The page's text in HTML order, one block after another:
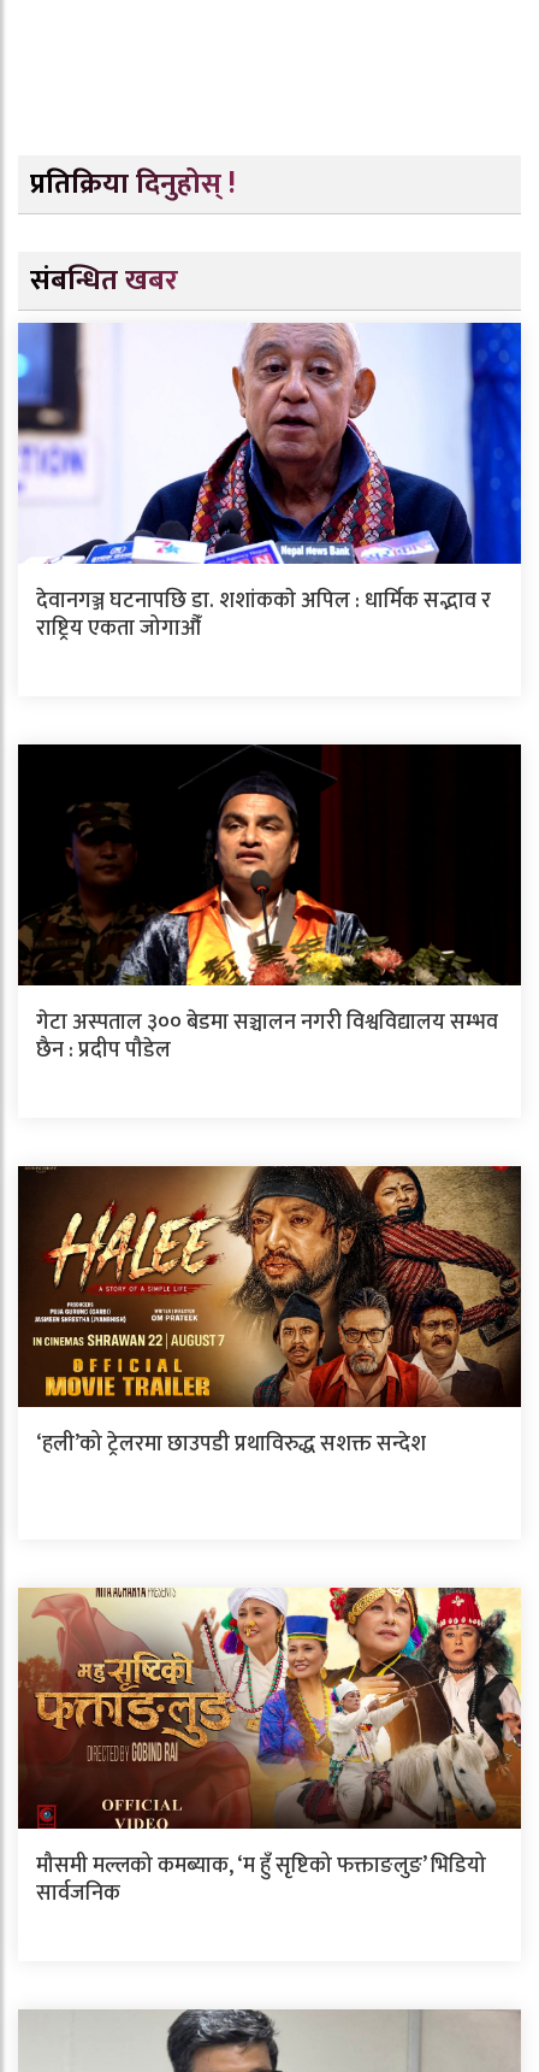
प्रतिक्रिया दिनुहोस् !
संबन्धित खबर
देवानगञ्ज घटनापछि डा. शशांककाे अपिल : धार्मिक सद्भाव र
राष्ट्रिय एकता जोगाऔँ
गेटा अस्पताल ३०० बेडमा सञ्चालन नगरी विश्वविद्यालय सम्भव
छैन : प्रदीप पौडेल
‘हली’को ट्रेलरमा छाउपडी प्रथाविरुद्ध सशक्त सन्देश
मौसमी मल्लको कमब्याक, ‘म हुँ सृष्टिको फक्ताङलुङ’ भिडियो
सार्वजनिक